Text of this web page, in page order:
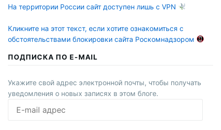
На территории России сайт доступен лишь с VPN
Кликните на этот текст, если хотите ознакомиться с
обстоятельствами блокировки сайта Роскомнадзором
ПОДПИСКА ПО E-MAIL
Укажите свой адрес электронной почты, чтобы получать
уведомления о новых записях в этом блоге.
mail